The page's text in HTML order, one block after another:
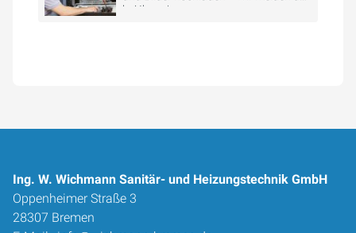
bei Ihnen!
Ing. W. Wichmann Sanitär- und Heizungstechnik GmbH
Oppenheimer Straße 3
28307 Bremen